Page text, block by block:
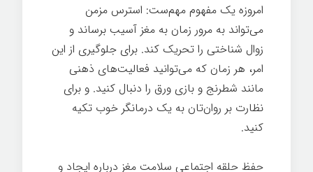
امروزه یک مفهوم مهم‌ست: استرس مزمن
می‌تواند به مرور زمان به مغز آسیب برساند و
زوال شناختی را تحریک کند. برای جلوگیری از این
امر، هر زمان که می‌توانید فعالیت‌‌های ذهنی
مانند شطرنج و بازی ورق را دنبال کنید. و برای
نظارت بر روان‌تان به یک درمانگر خوب تکیه
کنید.
حفظ حلقه اجتماعی سلامت مغز درباره ایجاد و